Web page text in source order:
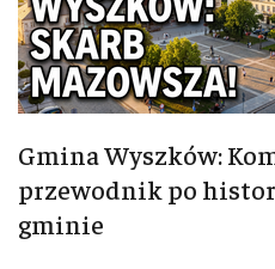
Gmina Wyszków:
przewodnik po
gminie